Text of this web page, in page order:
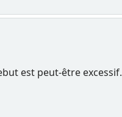
est peut-être excessif.